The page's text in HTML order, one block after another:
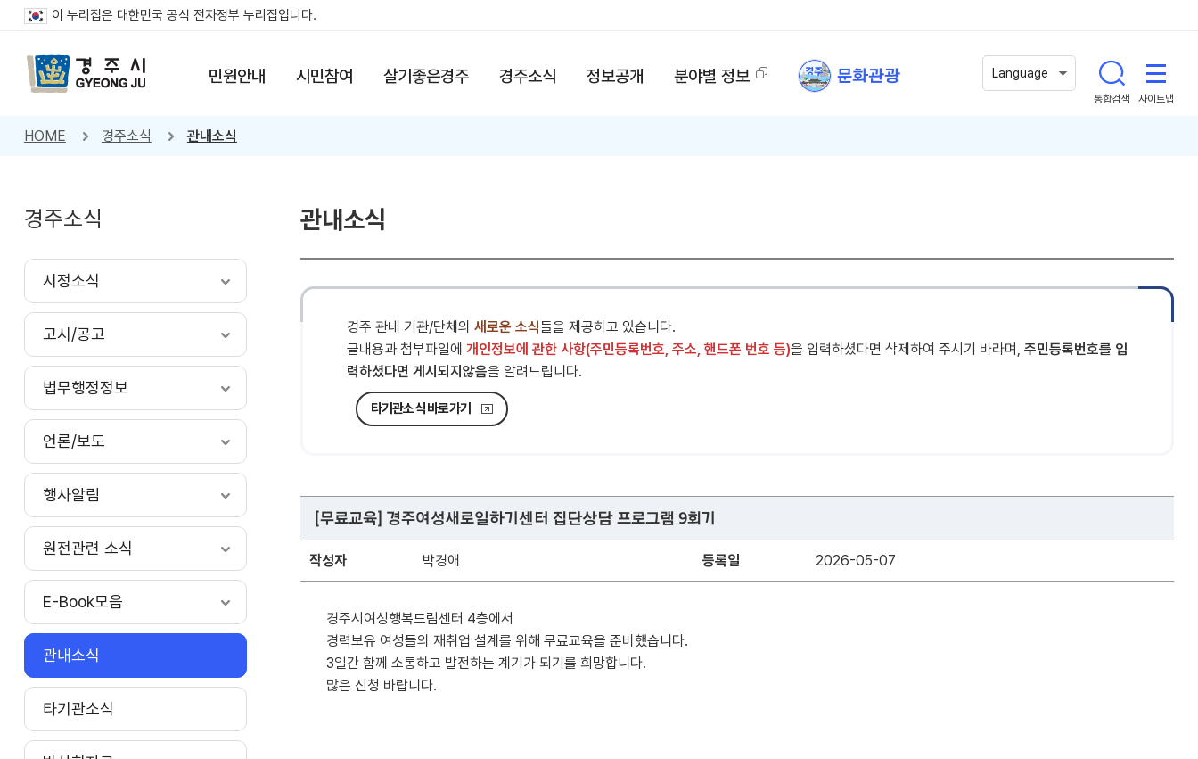
이 누리집은 대한민국 공식 전자정부 누리집입니다.
민원안내 시민참여 살기좋은경주 경주소식 정보공개 분야별 정보 문화관광 Language
통합검색 사이트맵
HOME 경주소식 관내소식
경주소식
시정소식
고시/공고
법무행정정보
언론/보도
행사알림
원전관련 소식
E-Book모음
관내소식
타기관소식
관내소식
경주 관내 기관/단체의 새로운 소식들을 제공하고 있습니다.
글내용과 첨부파일에 개인정보에 관한 사항(주민등록번호, 주소, 핸드폰 번호 등)을 입력하셨다면 삭제하여 주시기 바라며, 주민등록번호를 입
력하셨다면 게시되지않음을 알려드립니다.
타기관소식 바로가기
[무료교육] 경주여성새로일하기센터 집단상담 프로그램 9회기
작성자 박경애 등록일 2026-05-07
경주시여성행복드림센터 4층에서
경력보유 여성들의 재취업 설계를 위해 무료교육을 준비했습니다.
3일간 함께 소통하고 발전하는 계기가 되기를 희망합니다.
많은 신청 바랍니다.